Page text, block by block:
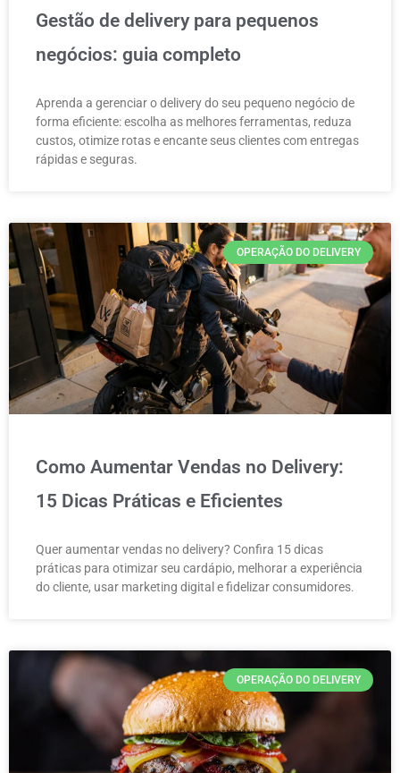
Gestão de delivery para pequenos
negócios: guia completo
Aprenda a gerenciar o delivery do seu pequeno negócio de
forma eficiente: escolha as melhores ferramentas, reduza
custos, otimize rotas e encante seus clientes com entregas
rápidas e seguras.
OPERAÇÃO DO DELIVERY
Como Aumentar Vendas no Delivery:
15 Dicas Práticas e Eficientes
Quer aumentar vendas no delivery? Confira 15 dicas
práticas para otimizar seu cardápio, melhorar a experiência
do cliente, usar marketing digital e fidelizar consumidores.
OPERAÇÃO DO DELIVERY